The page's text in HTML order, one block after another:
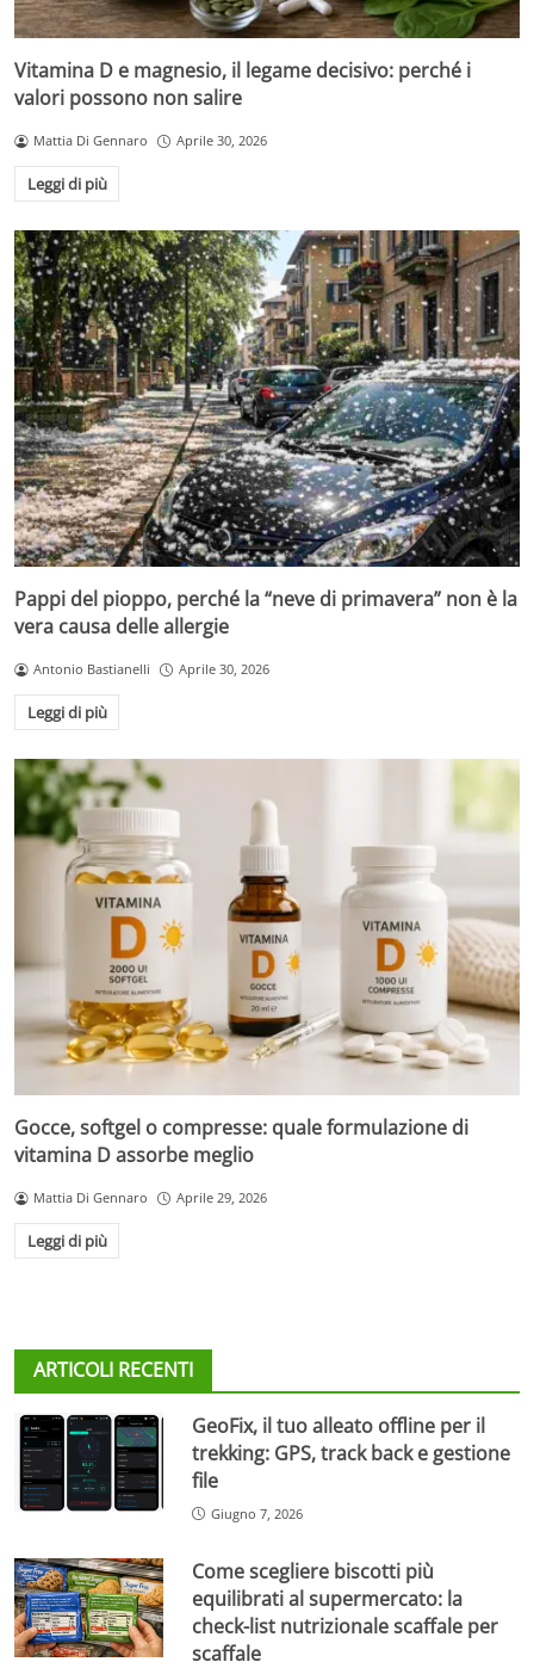
Vitamina D e magnesio, il legame decisivo: perché i
valori possono non salire
Mattia Di Gennaro Aprile 30, 2026
Leggi di più
Pappi del pioppo, perché la “neve di primavera” non è la
vera causa delle allergie
Antonio Bastianelli Aprile 30, 2026
Leggi di più
Gocce, softgel o compresse: quale formulazione di
vitamina D assorbe meglio
Mattia Di Gennaro Aprile 29, 2026
Leggi di più
ARTICOLI RECENTI
GeoFix, il tuo alleato offline per il
trekking: GPS, track back e gestione
file
Giugno 7, 2026
Come scegliere biscotti più
equilibrati al supermercato: la
check-list nutrizionale scaffale per
scaffale